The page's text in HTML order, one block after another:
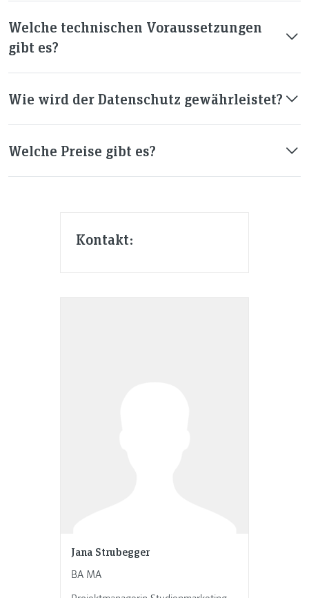
Kontakt:
Jana Strubegger
BA MA
Welche technischen Voraussetzungen
gibt es?
Wie wird der Datenschutz gewährleistet?
Welche Preise gibt es?